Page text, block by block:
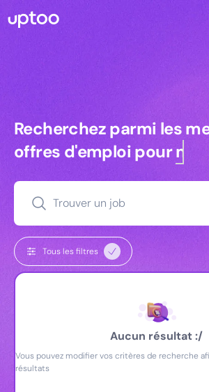
Recherchez parmi les
Recherchez parmi les
offres d'emploi pour
Trouver un job
Tous les filtres
Aucun résultat :/
Vous pouvez modifier vos critères de recherche
résultats